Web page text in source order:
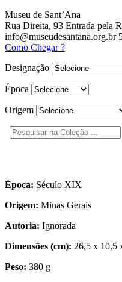
Museu de Sant’Ana
Rua Direita, 93 Entrada pela
info@museudesantana.org.br
Como Chegar ?
Designação
Época
Origem
Época: Século XIX
Origem: Minas Gerais
Autoria: Ignorada
Dimensões (cm): 26,5 x 10,5
Peso: 380 g